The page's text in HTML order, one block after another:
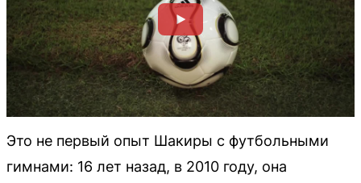
Это не первый опыт Шакиры с футбольными
гимнами: 16 лет назад, в 2010 году, она